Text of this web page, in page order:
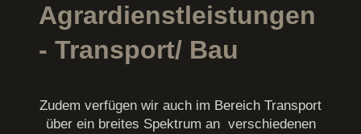
Agrardienstleistungen
- Transport/ Bau
Zudem verfügen wir auch im Bereich Transport
über ein breites Spektrum an verschiedenen